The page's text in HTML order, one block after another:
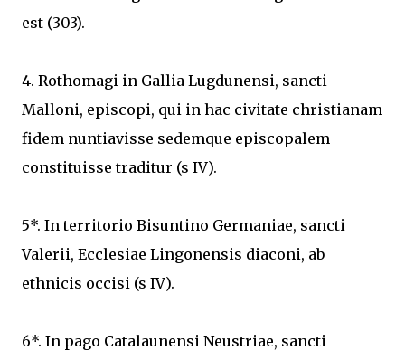
est (303).
4. Rothomagi in Gallia Lugdunensi, sancti
Malloni, episcopi, qui in hac civitate christianam
fidem nuntiavisse sedemque episcopalem
constituisse traditur (s IV).
5*. In territorio Bisuntino Germaniae, sancti
Valerii, Ecclesiae Lingonensis diaconi, ab
ethnicis occisi (s IV).
6*. In pago Catalaunensi Neustriae, sancti